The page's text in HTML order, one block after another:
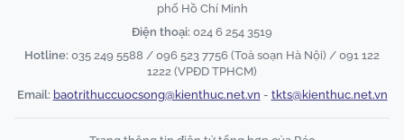
phố Hồ Chí Minh
Điện thoại: 024 6 254 3519
Hotline: 035 249 5588 / 096 523 7756 (Toà soạn Hà Nội) / 091 122
1222 (VPĐD TPHCM)
Email: baotrithuccuocsong@kienthuc.net.vn - tkts@kienthuc.net.vn